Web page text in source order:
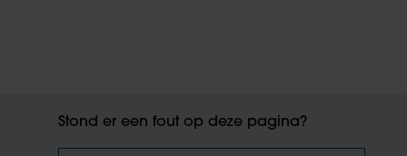
Stond er een fout op deze pagina?